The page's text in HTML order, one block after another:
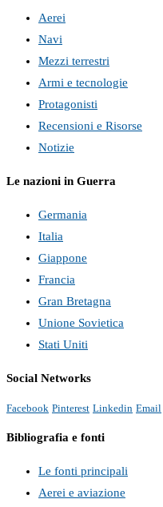
Aerei
Navi
Mezzi terrestri
Armi e tecnologie
Protagonisti
Recensioni e Risorse
Notizie
Le nazioni in Guerra
Germania
Italia
Giappone
Francia
Gran Bretagna
Unione Sovietica
Stati Uniti
Social Networks
Facebook Pinterest Linkedin Email
Bibliografia e fonti
Le fonti principali
Aerei e aviazione